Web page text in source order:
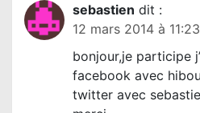
sebastien dit :
12 mars 2014 à 11:23
bonjour,je participe
facebook avec
twitter avec sebastien